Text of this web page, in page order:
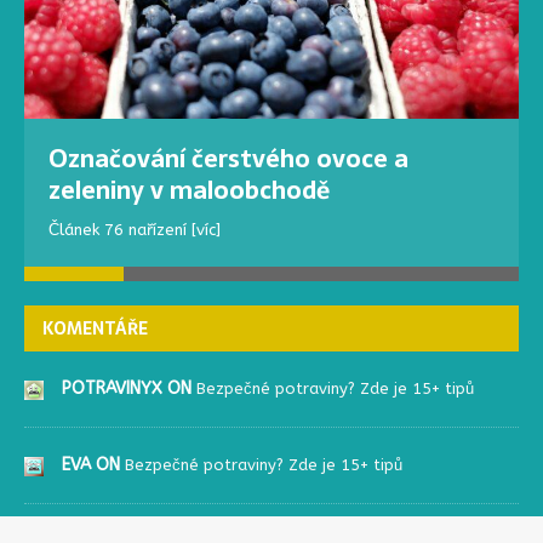
Označování čerstvého ovoce a
zeleniny v maloobchodě
Článek 76 nařízení [víc]
KOMENTÁŘE
POTRAVINYX ON Bezpečné potraviny? Zde je 15+ tipů
EVA ON Bezpečné potraviny? Zde je 15+ tipů